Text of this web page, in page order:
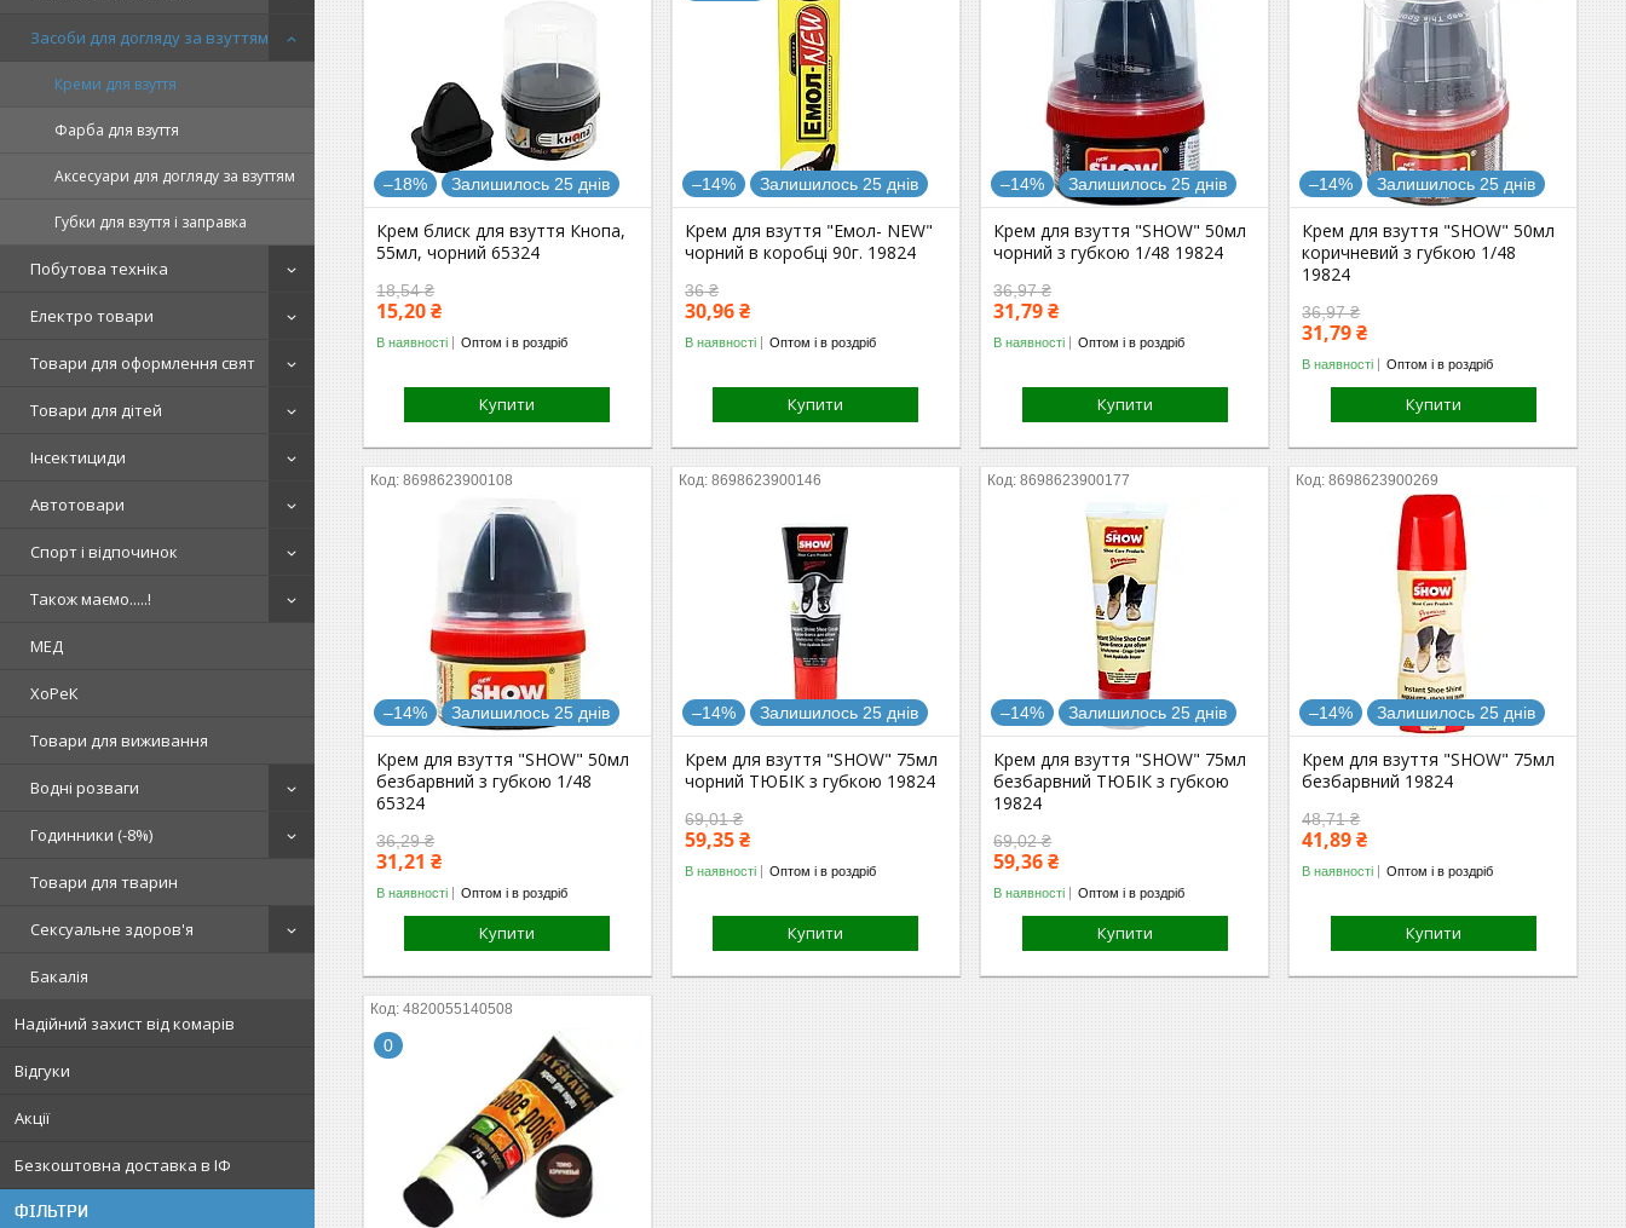
Засоби для догляду за взуттям
Креми для взуття
Фарба для взуття
Аксесуари для догляду за взуттям
Губки для взуття і заправка
Побутова техніка
Електро товари
Товари для оформлення свят
Товари для дітей
Інсектициди
Автотовари
Спорт і відпочинок
Також маємо.....!
МЕД
ХоРеК
Товари для виживання
Водні розваги
Годинники (-8%)
Товари для тварин
Сексуальне здоров'я
Бакалія
Надійний захист від комарів
Відгуки
Акції
Безкоштовна доставка в ІФ
ФІЛЬТРИ
–18% Залишилось 25 днів
Крем блиск для взуття Кнопа,
55мл, чорний 65324
18,54 ₴
15,20 ₴
В наявності Оптом і в роздріб
Купити
–14% Залишилось 25 днів
Крем для взуття "Емол- NEW"
чорний в коробці 90г. 19824
36 ₴
30,96 ₴
В наявності Оптом і в роздріб
Купити
–14% Залишилось 25 днів
Крем для взуття "SHOW" 50мл
чорний з губкою 1/48 19824
36,97 ₴
31,79 ₴
В наявності Оптом і в роздріб
Купити
–14% Залишилось 25 днів
Крем для взуття "SHOW" 50мл
коричневий з губкою 1/48
19824
36,97 ₴
31,79 ₴
В наявності Оптом і в роздріб
Купити
8698623900108
–14% Залишилось 25 днів
Крем для взуття "SHOW" 50мл
безбарвний з губкою 1/48
65324
36,29 ₴
31,21 ₴
В наявності Оптом і в роздріб
Купити
8698623900146
–14% Залишилось 25 днів
Крем для взуття "SHOW" 75мл
чорний ТЮБІК з губкою 19824
69,01 ₴
59,35 ₴
В наявності Оптом і в роздріб
Купити
8698623900177
–14% Залишилось 25 днів
Крем для взуття "SHOW" 75мл
безбарвний ТЮБІК з губкою
19824
69,02 ₴
59,36 ₴
В наявності Оптом і в роздріб
Купити
8698623900269
–14% Залишилось 25 днів
Крем для взуття "SHOW" 75мл
безбарвний 19824
48,71 ₴
41,89 ₴
В наявності Оптом і в роздріб
Купити
4820055140508
0